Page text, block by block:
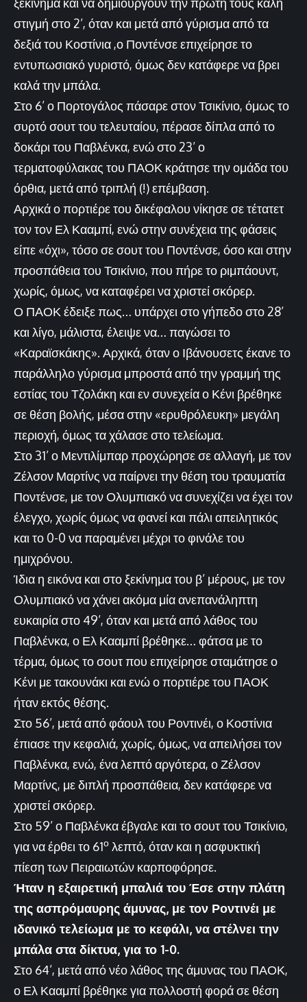
στιγμή στο 2’, όταν και μετά από γύρισμα από τα
δεξιά του Κοστίνια ,ο Ποντένσε επιχείρησε το
εντυπωσιακό γυριστό, όμως δεν κατάφερε να βρει
καλά την μπάλα.
Στο 6’ ο Πορτογάλος πάσαρε στον Τσικίνιο, όμως το
συρτό σουτ του τελευταίου, πέρασε δίπλα από το
δοκάρι του Παβλένκα, ενώ στο 23’ ο
τερματοφύλακας του ΠΑΟΚ κράτησε την ομάδα του
όρθια, μετά από τριπλή (!) επέμβαση.
Αρχικά ο πορτιέρε του δικέφαλου νίκησε σε τέτατετ
τον τον Ελ Κααμπί, ενώ στην συνέχεια της φάσεις
είπε «όχι», τόσο σε σουτ του Ποντένσε, όσο και στην
προσπάθεια του Τσικίνιο, που πήρε το ριμπάουντ,
χωρίς, όμως, να καταφέρει να χριστεί σκόρερ.
Ο ΠΑΟΚ έδειξε πως… υπάρχει στο γήπεδο στο 28’
και λίγο, μάλιστα, έλειψε να… παγώσει το
«Καραϊσκάκης». Αρχικά, όταν ο Ιβάνουσετς έκανε το
παράλληλο γύρισμα μπροστά από την γραμμή της
εστίας του Τζολάκη και εν συνεχεία ο Κένι βρέθηκε
σε θέση βολής, μέσα στην «ερυθρόλευκη» μεγάλη
περιοχή, όμως τα χάλασε στο τελείωμα.
Στο 31’ ο Μεντιλίμπαρ προχώρησε σε αλλαγή, με τον
Ζέλσον Μαρτίνς να παίρνει την θέση του τραυματία
Ποντένσε, με τον Ολυμπιακό να συνεχίζει να έχει τον
έλεγχο, χωρίς όμως να φανεί και πάλι απειλητικός
και το 0-0 να παραμένει μέχρι το φινάλε του
ημιχρόνου.
Ίδια η εικόνα και στο ξεκίνημα του β’ μέρους, με τον
Ολυμπιακό να χάνει ακόμα μία ανεπανάληπτη
ευκαιρία στο 49’, όταν και μετά από λάθος του
Παβλένκα, ο Ελ Κααμπί βρέθηκε… φάτσα με το
τέρμα, όμως το σουτ που επιχείρησε σταμάτησε ο
Κένι με τακουνάκι και ενώ ο πορτιέρε του ΠΑΟΚ
ήταν εκτός θέσης.
Στο 56’, μετά από φάουλ του Ροντινέι, ο Κοστίνια
έπιασε την κεφαλιά, χωρίς, όμως, να απειλήσει τον
Παβλένκα, ενώ, ένα λεπτό αργότερα, ο Ζέλσον
Μαρτίνς, με διπλή προσπάθεια, δεν κατάφερε να
χριστεί σκόρερ.
Στο 59’ ο Παβλένκα έβγαλε και το σουτ του Τσικίνιο,
για να έρθει το 61ο λεπτό, όταν και η ασφυκτική
πίεση των Πειραιωτών καρποφόρησε.
Ήταν η εξαιρετική μπαλιά του Έσε στην πλάτη
της ασπρόμαυρης άμυνας, με τον Ροντινέι με
ιδανικό τελείωμα με το κεφάλι, να στέλνει την
μπάλα στα δίκτυα, για το 1-0.
Στο 64’, μετά από νέο λάθος της άμυνας του ΠΑΟΚ,
ο Ελ Κααμπί βρέθηκε για πολλοστή φορά σε θέση